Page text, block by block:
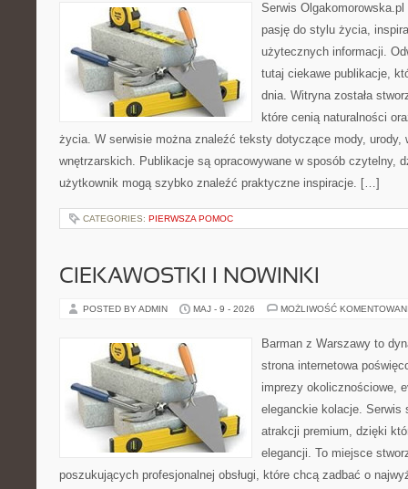
Serwis
pasję do stylu życia,
użytecznych informacji.
tutaj ciekawe publikacje,
dnia. Witryna została
które cenią naturalności
życia. W serwisie można znaleźć teksty dotyczące mody, urody,
wnętrzarskich. Publikacje są opracowywane w sposób czytelny,
użytkownik mogą szybko znaleźć praktyczne inspiracje. […]
CATEGORIES: PIERWSZA POMOC
CIEKAWOSTKI I NOWINKI
POSTED BY ADMIN MAJ - 9 - 2026 MOŻLIWOŚĆ
Barman z Warszawy to
strona internetowa
imprezy okolicznościowe,
eleganckie kolacje. Serwis
atrakcji premium, dzięki
elegancji. To miejsce
poszukujących profesjonalnej obsługi, które chcą zadbać o